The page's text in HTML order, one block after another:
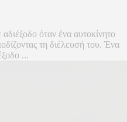
όταν ένα αυτοκίνητο
τη διέλευσή του. Ένα
...